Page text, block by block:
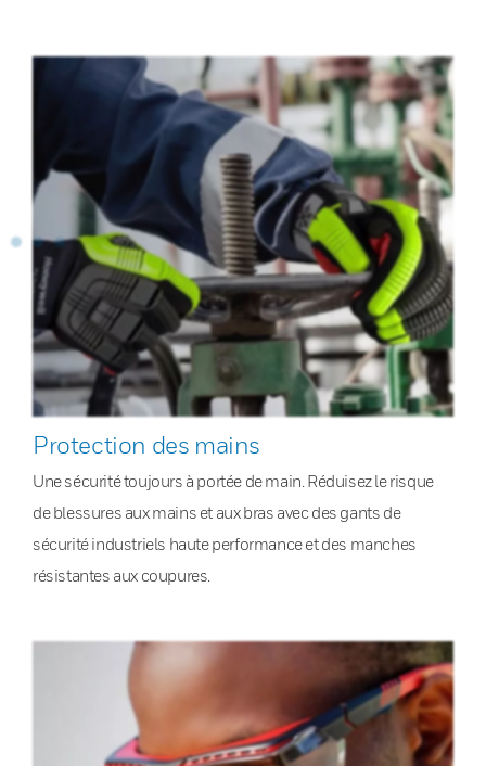
Protection des mains
Une sécurité toujours à portée de main. Réduisez le risque
de blessures aux mains et aux bras avec des gants de
sécurité industriels haute performance et des manches
résistantes aux coupures.